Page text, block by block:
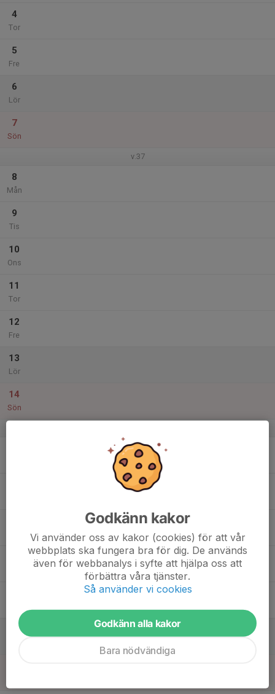
4
Tor
5
Fre
6
Lör
7
Sön
v.37
8
Mån
9
Tis
10
Ons
11
Tor
12
Fre
13
Lör
14
Sön
20
Godkänn kakor
Vi använder oss av kakor (cookies) för att vår
webbplats ska fungera bra för dig. De används
även för webbanalys i syfte att hjälpa oss att
förbättra våra tjänster.
Så använder vi cookies
Godkänn alla kakor
Bara nödvändiga